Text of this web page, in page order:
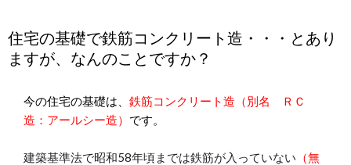
住宅の基礎で鉄筋コンクリート造・・・とあり
ますが、なんのことですか？
今の住宅の基礎は、 鉄筋コンクリート造（別名 ＲＣ
造：アールシー造） です。
建築基準法で昭和58年頃までは鉄筋が入っていない （無